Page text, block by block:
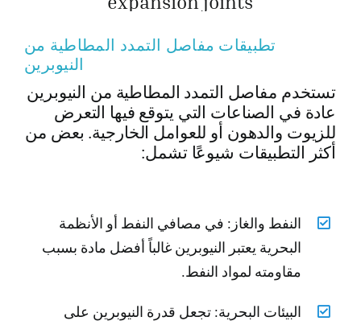
تطبيقات مفاصل التمدد المطاطية من
النيوبرين
تستخدم مفاصل التمدد المطاطية من النيوبرين
عادة في الصناعات التي يتوقع فيها التعرض
للزيوت والدهون أو للعوامل الخارجية. بعض من
أكثر التطبيقات شيوعًا تشمل:
النفط والغاز: في مصافي النفط أو الأنظمة
البحرية يعتبر النيوبرين غالباً أفضل مادة بسبب
مقاومته لمواد النفط.
البيئات البحرية: تجعل قدرة النيوبرين على